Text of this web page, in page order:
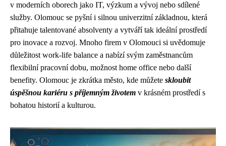
v moderních oborech jako IT, výzkum a vývoj nebo sdílené
služby. Olomouc se pyšní i silnou univerzitní základnou, která
přitahuje talentované absolventy a vytváří tak ideální prostředí
pro inovace a rozvoj. Mnoho firem v Olomouci si uvědomuje
důležitost work-life balance a nabízí svým zaměstnancům
flexibilní pracovní dobu, možnost home office nebo další
benefity. Olomouc je zkrátka město, kde můžete skloubit
úspěšnou kariéru s příjemným životem v krásném prostředí s
bohatou historií a kulturou.